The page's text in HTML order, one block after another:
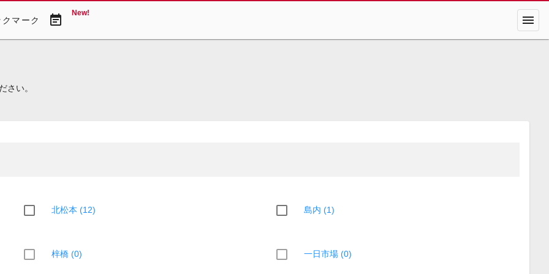
クマーク event_note New! menu
さい。
北松本 (12) 島内 (1)
梓橋 (0) 一日市場 (0)